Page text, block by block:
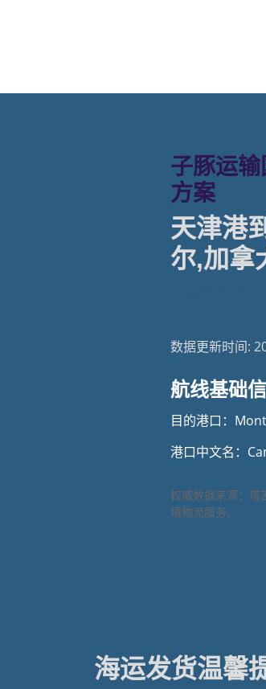
子豚运
方案
天津港
尔,加拿
数据更新时间:
航线基础
目的港口：
港口中文名：
权威数据来源：塔
境物流服务。
海运发货温馨